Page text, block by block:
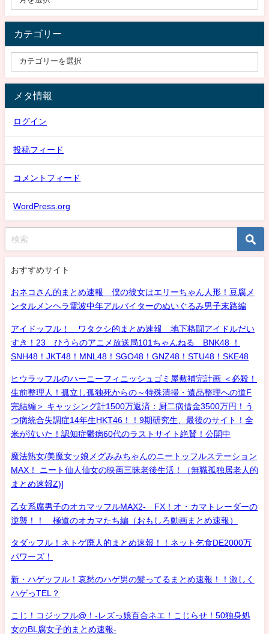
カテゴリー
メタ情報
ログイン
投稿フィード
コメントフィード
WordPress.org
おすすめサイト
おネコさん的まとめ速報 僕の彼女はエリーちゃん人形！豆腐メ
ンタルメンヘラ電波中年アルバイターのぬいぐるみ男子末路編
アイドッフル！ ワタクシ的まとめ速報 地下格闘アイドルだい
すき！23 ひうらのアニメ放送局101ちゃんねる BNK48 ！
SNH48！JKT48！MNL48！SGO48！GNZ48！STU48！SKE48
ヒウラッフルのハーニーフィニッシュゴミ屋敷補完計画 ＜必殺！
生前整理人！孤立し孤独死からの～特殊清掃・遺品整理への道F
完結編＞ キャッシング計1500万返済：厨二病借金3500万円！う
つ病統合失調症14年生HKT46！！9期研究生、最後のサイト！全
米が泣いた！認知症鬱病60代のラストサイト絶賛！公開中
魔法熟女/美魔女ッ娘メグみみちゃんのニートッフルステーション
MAX！ ニート仙人仙女の映画三昧老後生活！（無職孤独居老人的
まとめ速報Z)]
乙女系腐男子のオカマッフルMAX2- FX！オ・カマトレーダーの
逆襲！！ 極道のオカマたち編（おもしろ動画まとめ速報）
タダッフル！ネトゲ廃人的まとめ速報！！ネット乞食DE2000万
パワーズ！
新・ハゲッフル！哀愁のハゲ男の髪ってるまとめ速報！！激しく
ハゲっTEL？
こじ！コジッフル@！-レズっ娘百合ネエ！こじらせ！50独身処
女のBL腐女子的まとめ速報-